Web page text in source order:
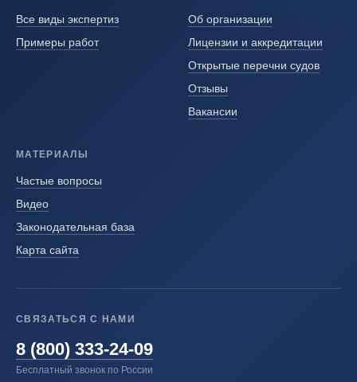
Все виды экспертиз
Примеры работ
Об организации
Лицензии и аккредитации
Открытые перечни судов
Отзывы
Вакансии
МАТЕРИАЛЫ
Частые вопросы
Видео
Законодательная база
Карта сайта
СВЯЗАТЬСЯ С НАМИ
8 (800) 333-24-09
Бесплатный звонок по России